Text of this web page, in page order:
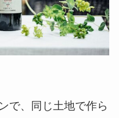
で、同じ土地で作ら